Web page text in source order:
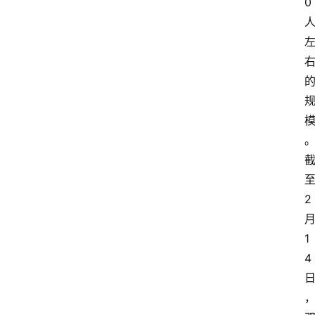
人
左
右
的
规
模
。
截
至
2
月
1
4
日
，